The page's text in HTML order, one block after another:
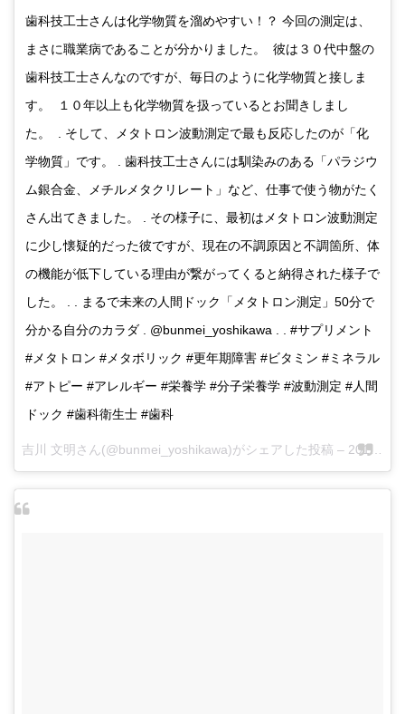
歯科技工士さんは化学物質を溜めやすい！？ 今回の測定は、
まさに職業病であることが分かりました。 彼は３０代中盤の
歯科技工士さんなのですが、毎日のように化学物質と接しま
す。 １０年以上も化学物質を扱っているとお聞きしまし
た。 . そして、メタトロン波動測定で最も反応したのが「化
学物質」です。 . 歯科技工士さんには馴染みのある「パラジウ
ム銀合金、メチルメタクリレート」など、仕事で使う物がたく
さん出てきました。 . その様子に、最初はメタトロン波動測定
に少し懐疑的だった彼ですが、現在の不調原因と不調箇所、体
の機能が低下している理由が繋がってくると納得された様子で
した。 . . まるで未来の人間ドック「メタトロン測定」50分で
分かる自分のカラダ . @bunmei_yoshikawa . . #サプリメント
#メタトロン #メタボリック #更年期障害 #ビタミン #ミネラル
#アトピー #アレルギー #栄養学 #分子栄養学 #波動測定 #人間
ドック #歯科衛生士 #歯科
吉川 文明さん(@bunmei_yoshikawa)がシェアした投稿 – 2017 6月 15 4:03午後 PDT